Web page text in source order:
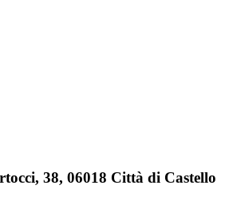
38, 06018 Città di Castello